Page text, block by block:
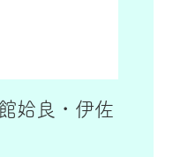
姶良・伊佐